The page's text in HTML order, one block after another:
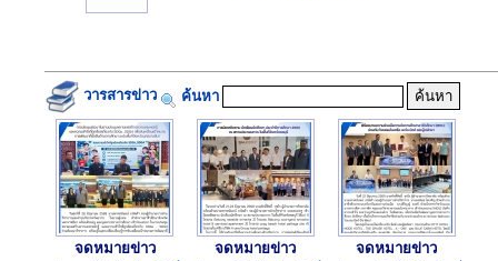
วารสารข่าว ค้นหา
จดหมายข่าว
จดหมายข่าว
จดหมายข่าว